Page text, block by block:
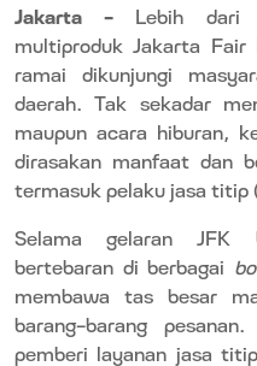
Jakarta – Lebih dari
multiproduk Jakarta
ramai dikunjungi
daerah. Tak sekadar
maupun acara hiburan,
dirasakan manfaat dan
termasuk pelaku jasa titip
Selama gelaran JFK
bertebaran di berbagai
membawa tas besar
barang-barang
pemberi layanan jasa